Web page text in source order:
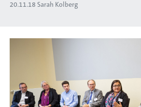
20.11.18 Sarah Kolberg